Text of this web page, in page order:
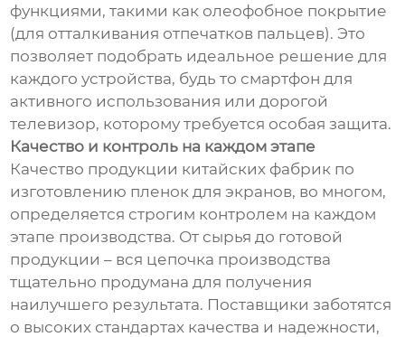
функциями, такими как олеофобное покрытие
(для отталкивания отпечатков пальцев). Это
позволяет подобрать идеальное решение для
каждого устройства, будь то смартфон для
активного использования или дорогой
телевизор, которому требуется особая защита.
Качество и контроль на каждом этапе
Качество продукции китайских фабрик по
изготовлению пленок для экранов, во многом,
определяется строгим контролем на каждом
этапе производства. От сырья до готовой
продукции – вся цепочка производства
тщательно продумана для получения
наилучшего результата. Поставщики заботятся
о высоких стандартах качества и надежности,